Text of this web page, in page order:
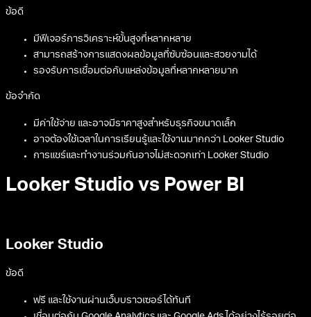
มี Templates สำเร็จรูปให้ใช้งานมากมาย
การแชร์และทำงานร่วมกันทำได้ง่าย
การปรับแต่งการแสดงผลอาจมีข้อจำกัดบางประการ
Tableau
ข้อดี
รองรับการเชื่อมต่อกับแหล่งข้อมูลที่หลากหลายมาก
ข้อจำกัด
มีค่าใช้จ่าย และอาจมีราคาสูงสำหรับธุรกิจขนาดเล็ก
อาจต้องใช้เวลาในการเรียนรู้และใช้งานมากกว่า Looker Studio